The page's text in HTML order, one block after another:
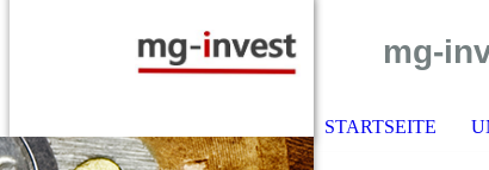
mg-in
STARTSEITE